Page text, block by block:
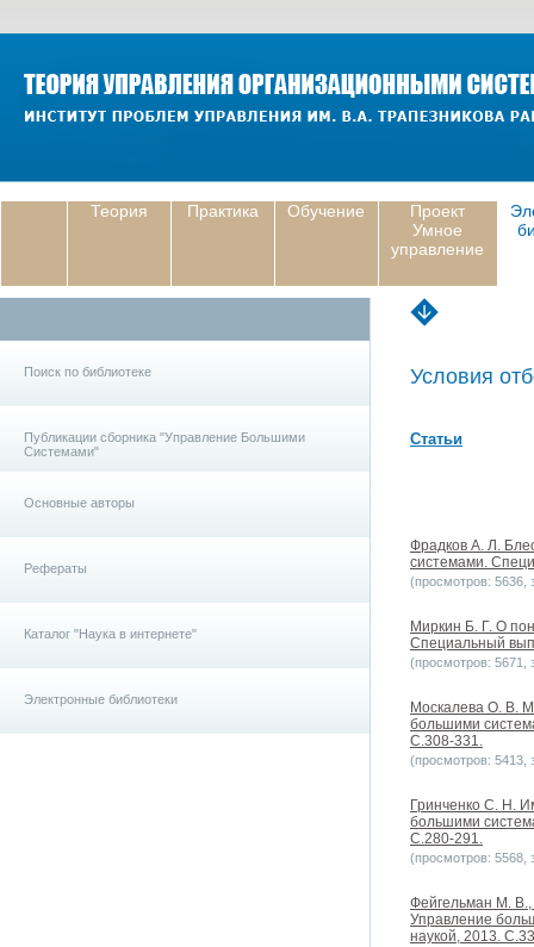
Теория Практика Обучение
Проект
Умное
управление
Поиск по библиотеке
Публикации сборника "Управление Большими
Системами"
Основные авторы
Рефераты
Каталог "Наука в интернете"
Электронные библиотеки
Условия
Статьи
Фрадков А. Л.
системами.
(просмотров: 5636,
Миркин Б. Г. О
Специальный
(просмотров: 5671,
Москалева О. В.
большими
С.308-331.
(просмотров: 5413,
Гринченко C. Н.
большими
С.280-291.
(просмотров: 5568,
Фейгельман М. В.,
Управление
наукой, 2013.